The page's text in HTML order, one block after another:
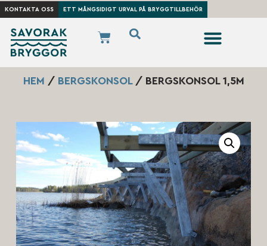
KONTAKTA OSS ETT MÅNGSIDIGT URVAL PÅ BRYGGTILLBEHÖR
HEM / BERGSKONSOL/ BERGSKONSOL 1,5M